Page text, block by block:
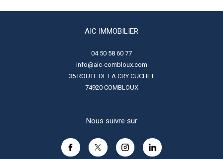
AIC IMMOBILIER
04 50 58 60 77
info@aic-combloux.com
35 ROUTE DE LA CRY CUCHET
74920
COMBLOUX
Nous suivre sur